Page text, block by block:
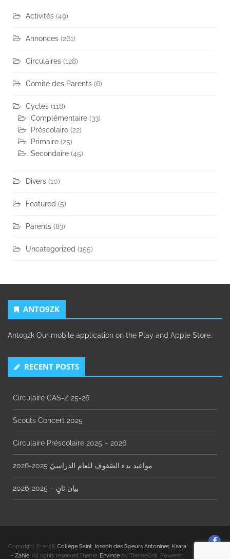
Activités (49)
Annonces (261)
Circulaires (128)
Comité des Parents (6)
Cycles (118)
Complémentaire (33)
Préscolaire (22)
Primaire (25)
Secondaire (45)
Divers (10)
Featured (5)
Parents (83)
Uncategorized (155)
ANTO9ZK
Anto9zk Our mobile application on the Play and Apple Store.
RECENT POSTS
Circulaire CAS-Z 25-26
Scouts Concert 2025
Circulaire Préscolaire 2025 – 2026
مواعيد بدء الصّفوف للعام الدراسيّ 2025-2026
بيان ثانٍ – 2025-2026
Copyright © 2026 Collège Saint Joseph des Soeurs Antonines. Ksara
- Zahle. All rights reserved.Theme: Envinceby ThemeGrill. Powered